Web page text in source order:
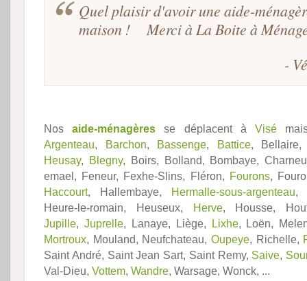
Quel plaisir d'avoir une aide-
maison ! Merci à La Boite à
-
Nosaide-ménagères se déplacent àVisé
Argenteau, Barchon, Bassenge, Battice,
Heusay, Blegny, Boirs, Bolland, Bombaye,
emael, Feneur, Fexhe-Slins, Fléron, Fourons,
Haccourt, Hallembaye, Hermalle-sous-argenteau,
Heure-le-romain, Heuseux,
Herve, Housse,
Jupille, Juprelle, Lanaye, Liège, Lixhe, Loën,
Mortroux, Mouland, Neufchateau, Oupeye, Richelle,
Saint André, Saint Jean Sart, Saint Remy, Saive,
Val-Dieu, Vottem, Wandre, Warsage, Wonck, ...